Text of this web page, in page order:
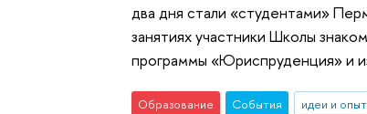
два дня стали «студентами»
занятиях участники Школы
программы «Юриспруденция» и
Образование События идеи и опыт